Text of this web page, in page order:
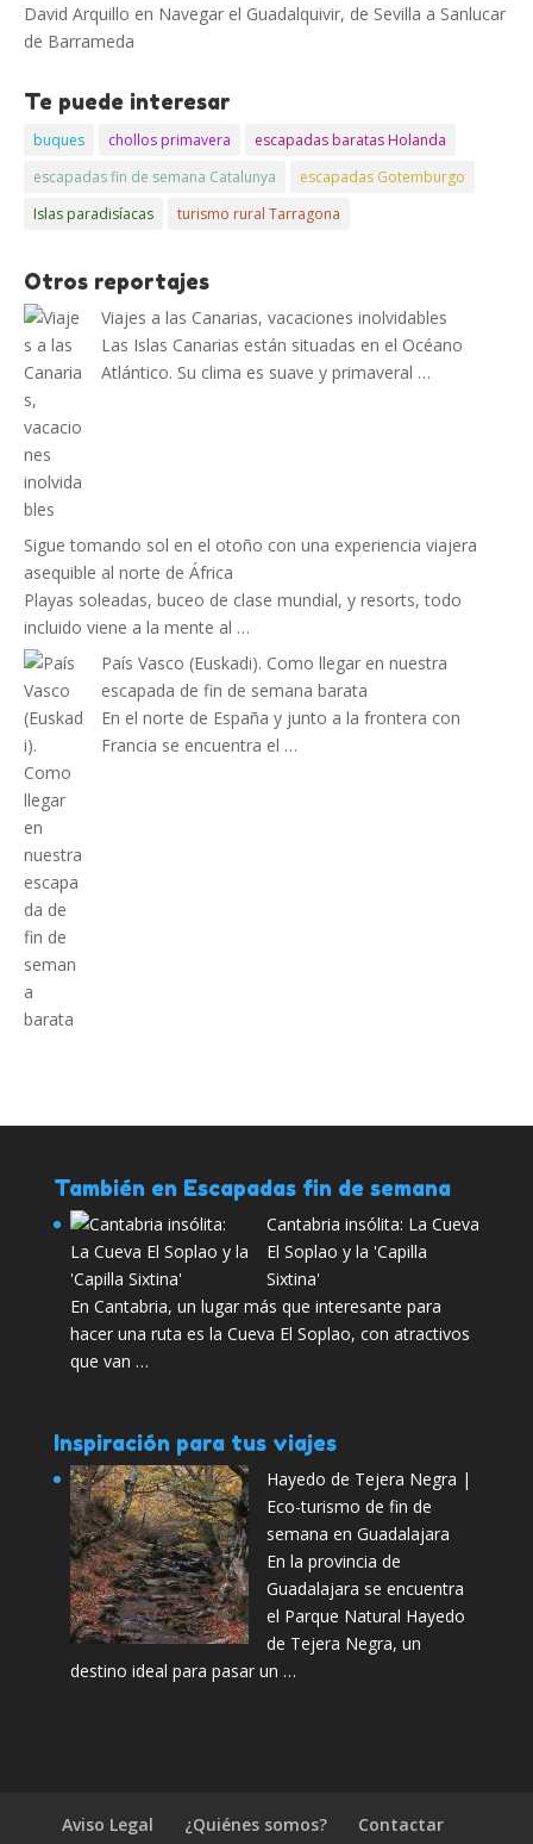
David Arquillo en Navegar el Guadalquivir, de Sevilla a Sanlucar
de Barrameda
Te puede interesar
buques chollos primavera
escapadas baratas Holanda
escapadas fin de semana Catalunya
escapadas Gotemburgo
Islas paradisíacas
turismo rural Tarragona
Otros reportajes
Viajes a las Canarias, vacaciones inolvidables
Las Islas Canarias están situadas en el Océano
Atlántico. Su clima es suave y primaveral …
Sigue tomando sol en el otoño con una experiencia viajera
asequible al norte de África
Playas soleadas, buceo de clase mundial, y resorts, todo
incluido viene a la mente al …
País Vasco (Euskadi). Como llegar en nuestra
escapada de fin de semana barata
En el norte de España y junto a la frontera con
Francia se encuentra el …
También en Escapadas fin de semana
Cantabria insólita: La Cueva
El Soplao y la 'Capilla
Sixtina'
En Cantabria, un lugar más que interesante para
hacer una ruta es la Cueva El Soplao, con atractivos
que van …
Inspiración para tus viajes
Hayedo de Tejera Negra |
Eco-turismo de fin de
semana en Guadalajara
En la provincia de
Guadalajara se encuentra
el Parque Natural Hayedo
de Tejera Negra, un
destino ideal para pasar un …
Aviso Legal ¿Quiénes somos?
Contactar